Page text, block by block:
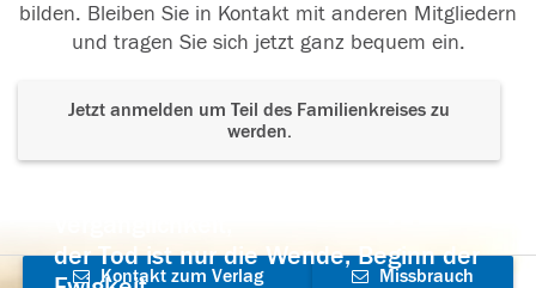
bilden. Bleiben Sie in Kontakt mit anderen Mitgliedern
und tragen Sie sich jetzt ganz bequem ein.
Jetzt anmelden um Teil des Familienkreises zu
werden.
der Tod ist nur die Wende, Beginn der
Kontakt zum Verlag Missbrauch